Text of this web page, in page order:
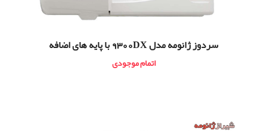
سردوز ژانومه مدل 9300DX با پایه های اضافه
اتمام موجودی